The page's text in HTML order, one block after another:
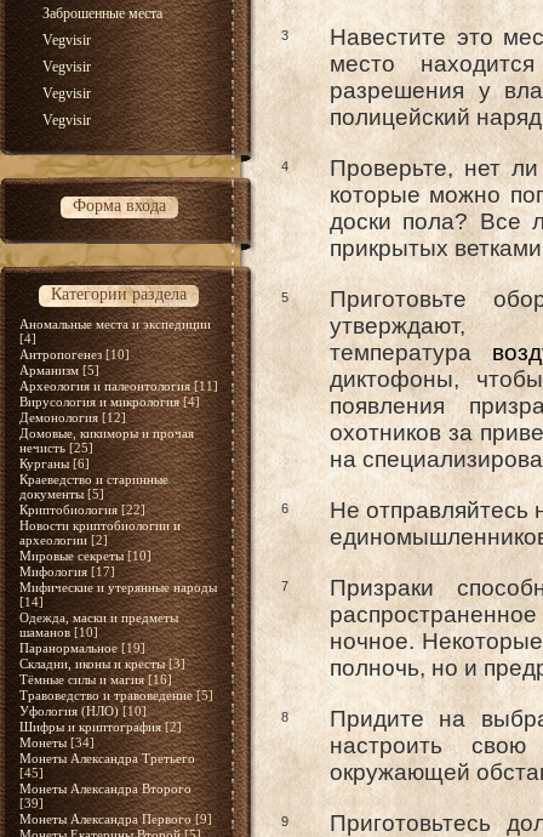
Заброшенные места
Vegvisir
Vegvisir
Vegvisir
Vegvisir
Форма входа
Категории раздела
Аномальные места и экспедиции
[4]
Антропогенез [10]
Арманизм [5]
Археология и палеонтология [11]
Вирусология и микрология [4]
Демонология [12]
Домовые, кикиморы и прочая
нечисть [25]
Курганы [6]
Краеведство и старинные
документы [5]
Криптобиология [22]
Новости криптобиологии и
археологии [2]
Мировые секреты [10]
Мифология [17]
Мифические и утерянные народы
[14]
Одежда, маски и предметы
шаманов [10]
Паранормальное [19]
Складни, иконы и кресты [3]
Тёмные силы и магия [16]
Травоведство и травоведение [5]
Уфология (НЛО) [10]
Шифры и криптография [2]
Монеты [34]
Монеты Александра Третьего
[45]
Монеты Александра Второго
[39]
Монеты Александра Первого [9]
3
Навестите это
место
разрешения у
полицейский
4
Проверьте, нет
которые можно
доски пола? Все
прикрытых
5
Приготовьте
температура
диктофоны,
появления
охотников за
на
6
Не отправляйтесь
7
Призраки
ночное.
полночь, но и
8
Придите на
настроить
окружающей
9
Приготовьтесь